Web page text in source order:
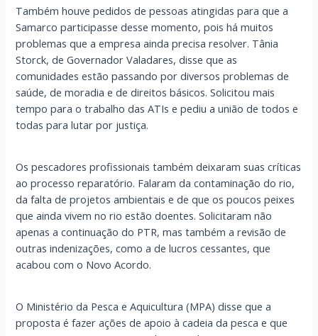
Também houve pedidos de pessoas atingidas para que a
Samarco participasse desse momento, pois há muitos
problemas que a empresa ainda precisa resolver. Tânia
Storck, de Governador Valadares, disse que as
comunidades estão passando por diversos problemas de
saúde, de moradia e de direitos básicos. Solicitou mais
tempo para o trabalho das ATIs e pediu a união de todos e
todas para lutar por justiça.
Os pescadores profissionais também deixaram suas críticas
ao processo reparatório. Falaram da contaminação do rio,
da falta de projetos ambientais e de que os poucos peixes
que ainda vivem no rio estão doentes. Solicitaram não
apenas a continuação do PTR, mas também a revisão de
outras indenizações, como a de lucros cessantes, que
acabou com o Novo Acordo.
O Ministério da Pesca e Aquicultura (MPA) disse que a
proposta é fazer ações de apoio à cadeia da pesca e que